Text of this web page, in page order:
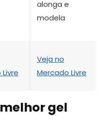
alonga e
modela
Veja no
Mercado Livre
gel